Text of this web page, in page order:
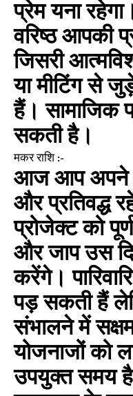
प्रेम यना
वरिष्ठ आपकी
जिसरी
या मीटिंग से
हैं। सामाजिक
सकती है।
मकर राशि :-
आज आप अपने
और प्रतिवद्ध
प्रोजेक्ट को
और जाप उस
करेंगे।
पड़ सकती हैं
संभालने में सक्षम
योजनाजों को
उपयुक्त समय